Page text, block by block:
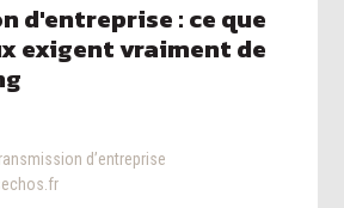
d'entreprise : ce que
exigent vraiment de
d’entreprise